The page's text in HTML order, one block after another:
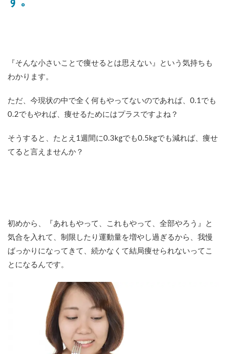
『そんな小さいことで痩せるとは思えない』という気持ちも
わかります。
ただ、今現状の中で全く何もやってないのであれば、0.1でも
0.2でもやれば、痩せるためにはプラスですよね？
そうすると、たとえ1週間に0.3kgでも0.5kgでも減れば、痩せ
てると言えませんか？
初めから、『あれもやって、これもやって、全部やろう』と
気合を入れて、制限したり運動量を増やし過ぎるから、我慢
ばっかりになってきて、続かなくて結局痩せられないってこ
とになるんです。